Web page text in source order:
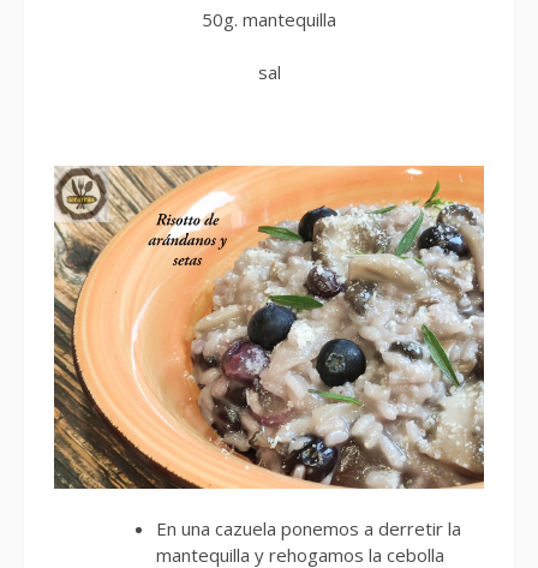
50g. mantequilla
sal
En una cazuela ponemos a derretir la
mantequilla y rehogamos la cebolla